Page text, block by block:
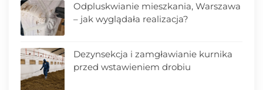
Odpluskwianie mieszkania, Warszawa
– jak wyglądała realizacja?
Dezynsekcja i zamgławianie kurnika
przed wstawieniem drobiu